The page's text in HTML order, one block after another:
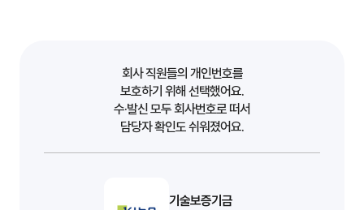
회사 직원들의 개인번호를
보호하기 위해 선택했어요.
수·발신 모두 회사번호로 떠서
담당자 확인도 쉬워졌어요.
기술보증기금